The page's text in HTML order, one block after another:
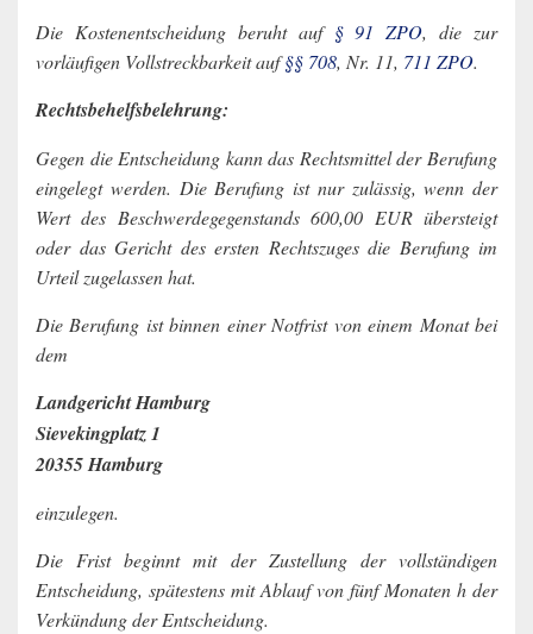
Die Kostenentscheidung beruht auf § 91 ZPO, die zur
vorläufigen Vollstreckbarkeit auf§§ 708, Nr. 11, 711 ZPO.
Rechtsbehelfsbelehrung:
Gegen die Entscheidung kann das Rechtsmittel der Berufung
eingelegt werden. Die Berufung ist nur zulässig, wenn der
Wert des Beschwerdegegenstands 600,00 EUR übersteigt
oder das Gericht des ersten Rechtszuges die Berufung im
Urteil zugelassen hat.
Die Berufung ist binnen einer Notfrist von einem Monat bei
dem
Landgericht Hamburg
Sievekingplatz 1
20355 Hamburg
einzulegen.
Die Frist beginnt mit der Zustellung der vollständigen
Entscheidung, spätestens mit Ablauf von fünf Monaten h der
Verkündung der Entscheidung.